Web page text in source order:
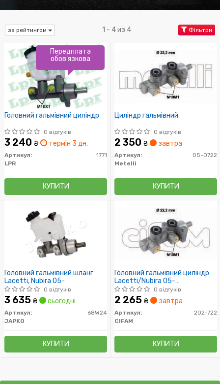
за рейтингом 1 - 4 из 4 Фільтри
Головний гальмівний циліндр
0 відгуків
3 240 ₴ термін 3 дн.
Артикул:
1771
LPR
КУПИТИ
Передплата
обов'язкова
Циліндр гальмівний
0 відгуків
2 350 ₴ завтра
Артикул:
05-0722
Metelli
КУПИТИ
Головний гальмівний шланг
Lacetti, Nubira 05-
0 відгуків
3 635 ₴ сьогодні
Артикул:
68W24
JAPKO
КУПИТИ
Головний гальмівний циліндр
Lacetti/Nubira 05-
(D1=22,2mm, -ESP)
0 відгуків
2 265 ₴ завтра
Артикул:
202-722
CIFAM
КУПИТИ